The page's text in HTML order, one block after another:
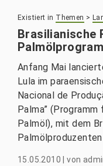
Existiert in Themen >
Brasilianische
Anfang Mai
Lula im
Nacional de
Palma”
Palmöl), mit dem
15.05.2010 |von